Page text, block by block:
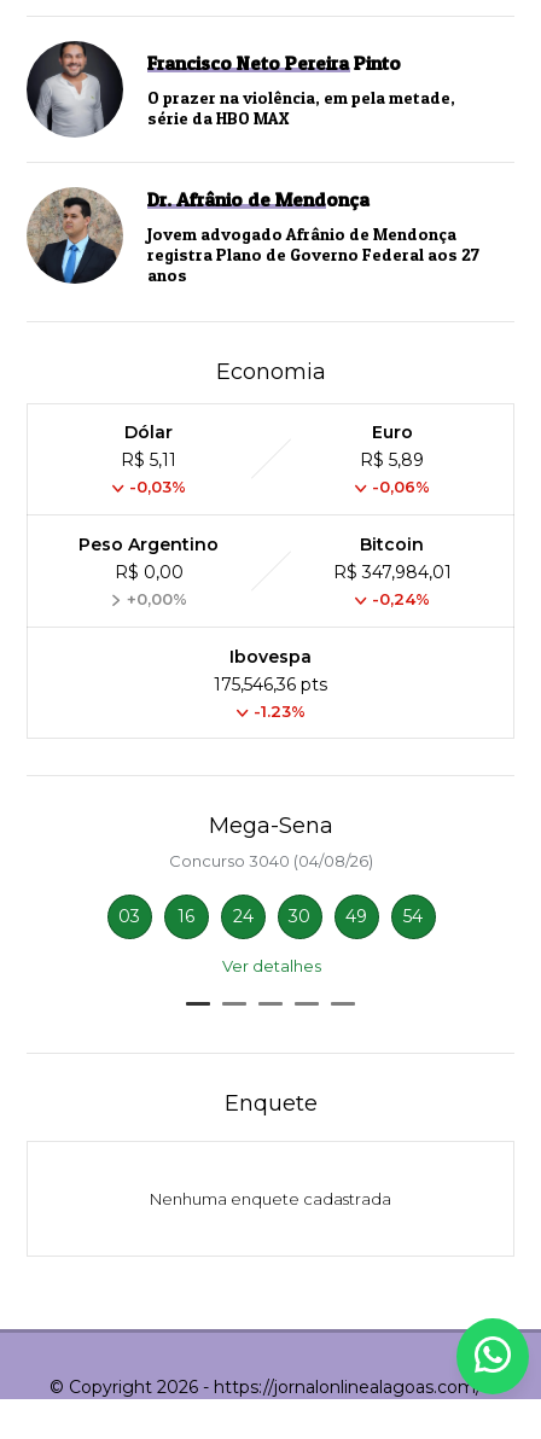
Francisco Neto Pereira Pinto
O prazer na violência, em pela metade,
série da HBO MAX
Dr. Afrânio de Mendonça
Jovem advogado Afrânio de Mendonça
registra Plano de Governo Federal aos 27
anos
Economia
Dólar
R$ 5,11
-0,03%
Euro
R$ 5,89
-0,06%
Peso Argentino
R$ 0,00
+0,00%
Bitcoin
R$ 347,984,01
-0,24%
Ibovespa
175,546,36 pts
-1.23%
Mega-Sena
Concurso 3040 (04/08/26)
03 16 24 30 49 54
Ver detalhes
Enquete
Nenhuma enquete cadastrada
© Copyright 2026 - https://jornalonlinealagoas.com/ -